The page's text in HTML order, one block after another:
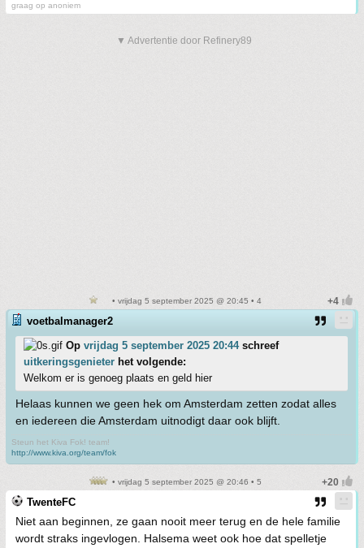
graag op anoniem
▼ Advertentie door Refinery89
• vrijdag 5 september 2025 @ 20:45 • 4
voetbalmanager2
Op vrijdag 5 september 2025 20:44schreef
uitkeringsgenieter het volgende:
Welkom er is genoeg plaats en geld hier
Helaas kunnen we geen hek om Amsterdam zetten zodat alles
en iedereen die Amsterdam uitnodigt daar ook blijft.
Steun het Kiva Fok! team!
http://www.kiva.org/team/fok
• vrijdag 5 september 2025 @ 20:46 • 5
TwenteFC
Niet aan beginnen, ze gaan nooit meer terug en de hele familie
wordt straks ingevlogen. Halsema weet ook hoe dat spelletje